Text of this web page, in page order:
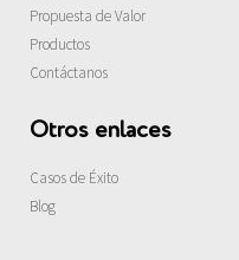
Propuesta de Valor
Productos
Contáctanos
Otros enlaces
Casos de Éxito
Blog